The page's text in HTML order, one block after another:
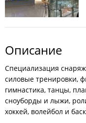
Описание
Специализация
силовые тренировки,
гимнастика, танцы,
сноуборды и лыжи,
хоккей, волейбол и